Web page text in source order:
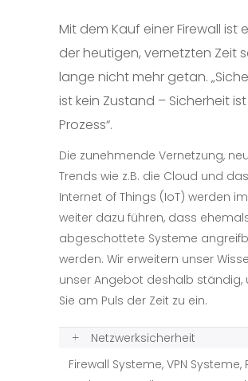
Mit dem Kauf einer Firewall ist
der heutigen, vernetzten Zeit
lange nicht mehr getan.
ist kein Zustand – Sicherheit
Prozess“.
Die zunehmende Vernetzung,
Trends wie z.B. die Cloud und das
Internet of Things (IoT) werden
weiter dazu führen, dass
abgeschottete Systeme
werden. Wir erweitern unser
unser Angebot deshalb ständig,
Sie am Puls der Zeit zu ein.
Netzwerksicherheit
Firewall Systeme, VPN Systeme,